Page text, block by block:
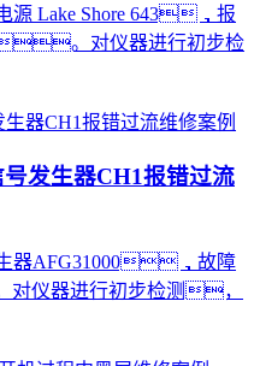
源 Lake Shore 643，报
。对仪器进行初步检
发生器CH1报错过流
器AFG31000，故障
仪器进行初步检测，